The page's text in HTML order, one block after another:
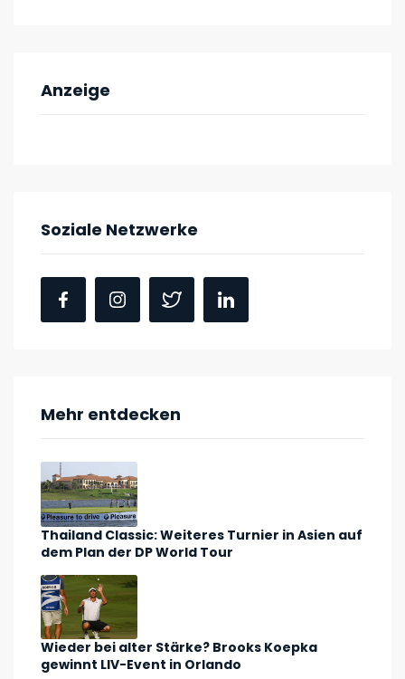
Anzeige
Soziale Netzwerke
Mehr entdecken
Thailand Classic: Weiteres Turnier in Asien auf
dem Plan der DP World Tour
Wieder bei alter Stärke? Brooks Koepka
gewinnt LIV-Event in Orlando